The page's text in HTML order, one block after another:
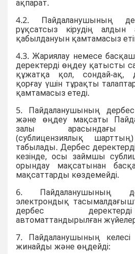
ақпарат.
4.2. Пайдаланушының
рұқсатсыз кірудің
қабылдануын қамтамасыз
4.3. Жариялау немесе
деректерді өңдеу қатысты
құжатқа қол, сондай-ақ,
қорғау үшін тұрақты
қамтамасыз етеді.
5. Пайдаланушының
және өңдеу мақсаты
залы арасындағы
(сублицензиялық
табылады. Дербес
кезінде, осы займшы
орындау мақсатынан
мақсаттарды көздемейді.
6. Пайдаланушының
электрондық
дербес
автоматтандырылған
7. Пайдаланушының келесі
жинайды және өңдейді: